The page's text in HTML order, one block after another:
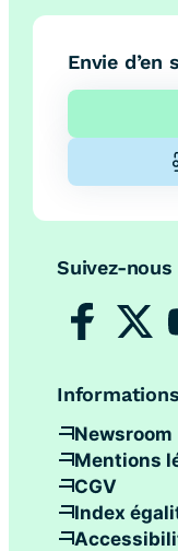
Envie d’en
Suivez-nous
Newsroom
Mentions
CGV
Index